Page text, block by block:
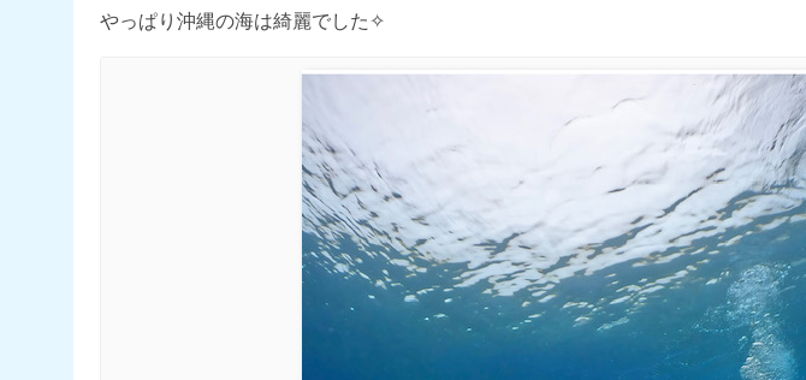
やっぱり沖縄の海は綺麗でした✧